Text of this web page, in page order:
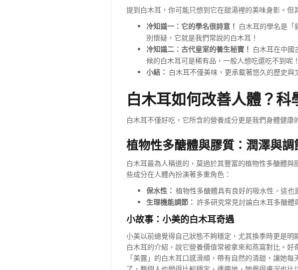
提到白木耳，你可能只想到它在甜湯裡的美味身影。但
冷知識一：它的學名很詩意！ 白木耳的學名是
別懷疑，它就是我們常說的白木耳！
冷知識二：古代皇室的養生秘寶！ 白木耳在中國
候的白木耳可是稀有品，一般人想吃還吃不到呢！
小結： 白木耳不僅美味，更承載著悠久的歷史與
白木耳如何改善人體？科
白木耳不僅好吃，它所含的營養成分更是我們身體健
植物性多醣體與膠質：潤澤與調
白木耳最為人稱道的，莫過於其豐富的植物性多醣體
些成分在人體內扮演著多重角色：
保水性： 植物性多醣體具有良好的吸水性，這也
生理機能調節： 許多研究常見討論白木耳多醣體
小故事：小美的白木耳奇遇
小美以前總覺得自己狀態不夠穩定，尤其換季時更是
白木耳的介紹，說它營養價值常被拿來和燕窩對比。
「美露」的白木耳口感滑順，帶有自然的清甜，讓她